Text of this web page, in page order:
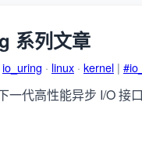
系列文章
io_uring · linux · kernel |
一代高性能异步 I/O 接